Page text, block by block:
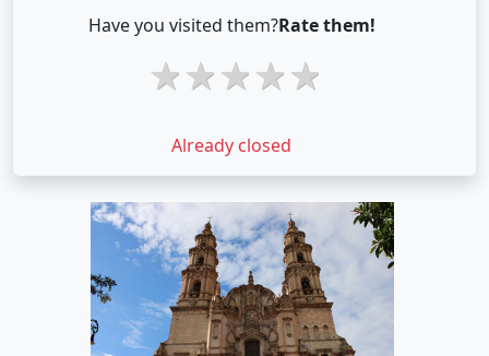
Have you visited them?Rate them!
4 stars
3 stars
2 stars
1 star
Already closed